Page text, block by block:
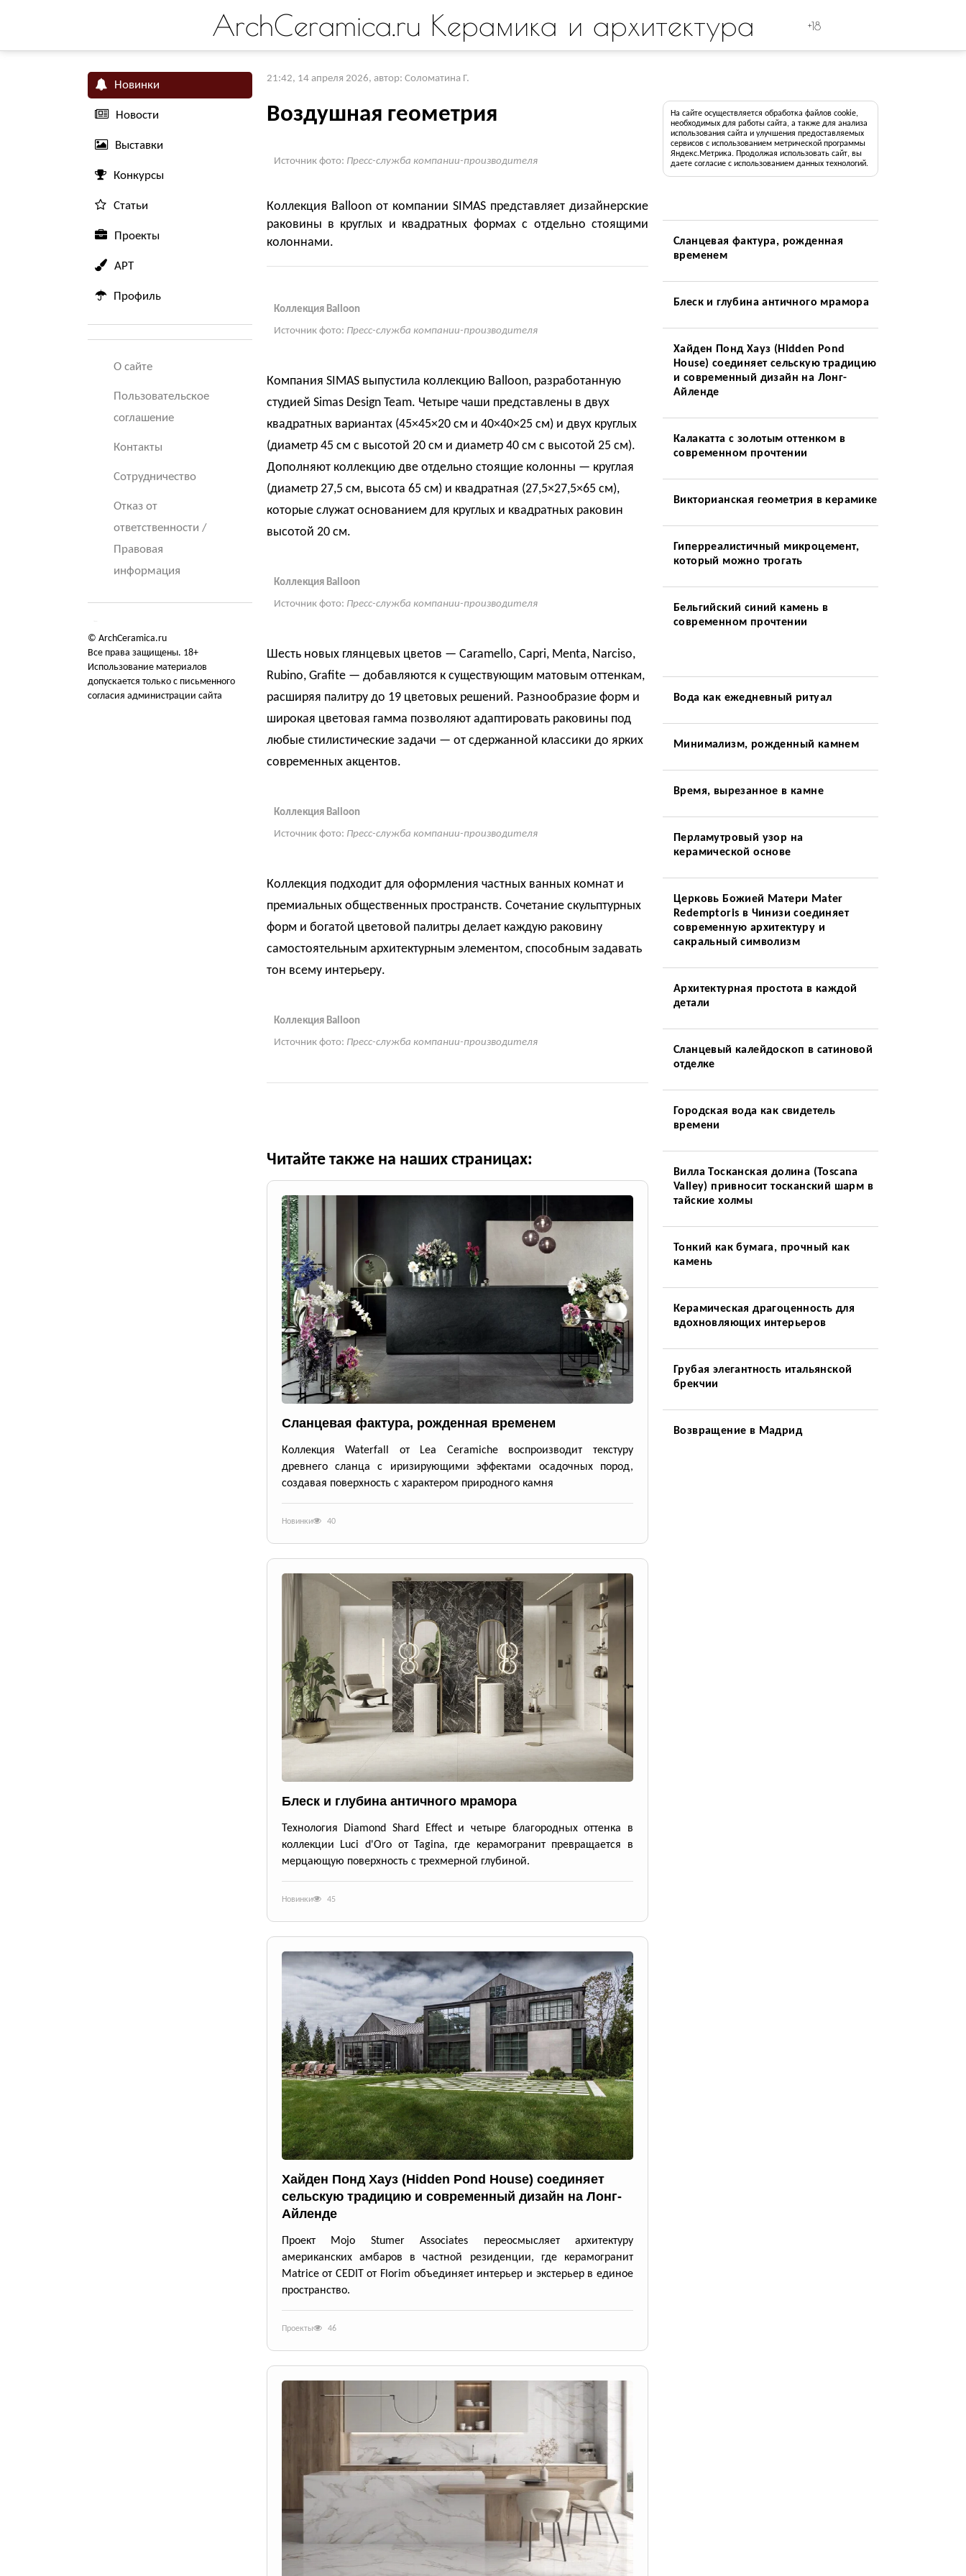
ArchCeramica.ru Керамика и архитектура +18
Новинки
Новости
Выставки
Конкурсы
Статьи
Проекты
АРТ
Профиль
О сайте
Пользовательское
соглашение
Контакты
Сотрудничество
Отказ от
ответственности /
Правовая
информация
© ArchCeramica.ru
Все права защищены. 18+
Использование материалов
допускается только с письменного
согласия администрации сайта
21:42, 14 апреля 2026, автор: Соломатина Г.
Воздушная геометрия
Источник фото: Пресс-служба компании-производителя
Коллекция Balloon от компании SIMAS представляет дизайнерские
раковины в круглых и квадратных формах с отдельно стоящими
колоннами.
Коллекция Balloon
Источник фото: Пресс-служба компании-производителя
Компания SIMAS выпустила коллекцию Balloon, разработанную
студией Simas Design Team. Четыре чаши представлены в двух
квадратных вариантах (45×45×20 см и 40×40×25 см) и двух круглых
(диаметр 45 см с высотой 20 см и диаметр 40 см с высотой 25 см).
Дополняют коллекцию две отдельно стоящие колонны — круглая
(диаметр 27,5 см, высота 65 см) и квадратная (27,5×27,5×65 см),
которые служат основанием для круглых и квадратных раковин
высотой 20 см.
Коллекция Balloon
Источник фото: Пресс-служба компании-производителя
Шесть новых глянцевых цветов — Caramello, Capri, Menta, Narciso,
Rubino, Grafite — добавляются к существующим матовым оттенкам,
расширяя палитру до 19 цветовых решений. Разнообразие форм и
широкая цветовая гамма позволяют адаптировать раковины под
любые стилистические задачи — от сдержанной классики до ярких
современных акцентов.
Коллекция Balloon
Источник фото: Пресс-служба компании-производителя
Коллекция подходит для оформления частных ванных комнат и
премиальных общественных пространств. Сочетание скульптурных
форм и богатой цветовой палитры делает каждую раковину
самостоятельным архитектурным элементом, способным задавать
тон всему интерьеру.
Коллекция Balloon
Источник фото: Пресс-служба компании-производителя
Читайте также на наших страницах:
Сланцевая фактура, рожденная временем
Коллекция Waterfall от Lea Ceramiche воспроизводит текстуру
древнего сланца с иризирующими эффектами осадочных пород,
создавая поверхность с характером природного камня
Новинки 40
Блеск и глубина античного мрамора
Технология Diamond Shard Effect и четыре благородных оттенка в
коллекции Luci d'Oro от Tagina, где керамогранит превращается в
мерцающую поверхность с трехмерной глубиной.
Новинки 45
Хайден Понд Хауз (Hidden Pond House) соединяет
сельскую традицию и современный дизайн на Лонг-
Айленде
Проект Mojo Stumer Associates переосмысляет архитектуру
американских амбаров в частной резиденции, где керамогранит
Matrice от CEDIT от Florim объединяет интерьер и экстерьер в единое
пространство.
Проекты 46
На сайте осуществляется обработка файлов cookie,
необходимых для работы сайта, а также для анализа
использования сайта и улучшения предоставляемых
сервисов с использованием метрической программы
Яндекс.Метрика. Продолжая использовать сайт, вы
даете согласие с использованием данных технологий.
Сланцевая фактура, рожденная
временем
Блеск и глубина античного мрамора
Хайден Понд Хауз (Hidden Pond
House) соединяет сельскую традицию
и современный дизайн на Лонг-
Айленде
Калакатта с золотым оттенком в
современном прочтении
Викторианская геометрия в керамике
Гиперреалистичный микроцемент,
который можно трогать
Бельгийский синий камень в
современном прочтении
Вода как ежедневный ритуал
Минимализм, рожденный камнем
Время, вырезанное в камне
Перламутровый узор на
керамической основе
Церковь Божией Матери Mater
Redemptoris в Чинизи соединяет
современную архитектуру и
сакральный символизм
Архитектурная простота в каждой
детали
Сланцевый калейдоскоп в сатиновой
отделке
Городская вода как свидетель
времени
Вилла Тосканская долина (Toscana
Valley) привносит тосканский шарм в
тайские холмы
Тонкий как бумага, прочный как
камень
Керамическая драгоценность для
вдохновляющих интерьеров
Грубая элегантность итальянской
брекчии
Возвращение в Мадрид